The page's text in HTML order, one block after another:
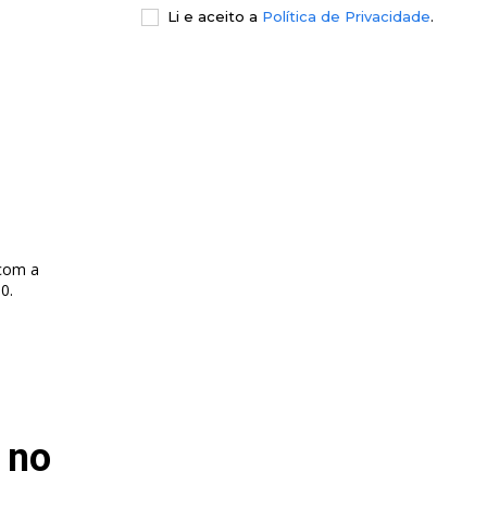
a
Li e aceito a Política de Privacidade.